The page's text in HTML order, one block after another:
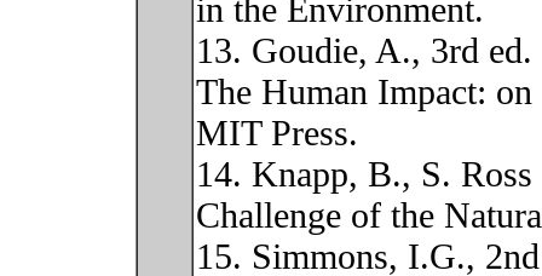
in the Environment.
13. Goudie, A., 3rd ed.
The Human Impact:
MIT Press.
14. Knapp, B., S.
Challenge of the
15. Simmons, I.G.,